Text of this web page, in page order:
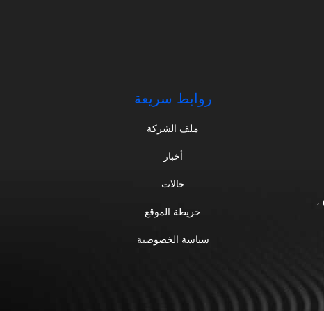
،
روابط سريعة
ملف الشركة
أخبار
حالات
خريطة الموقع
سياسة الخصوصية